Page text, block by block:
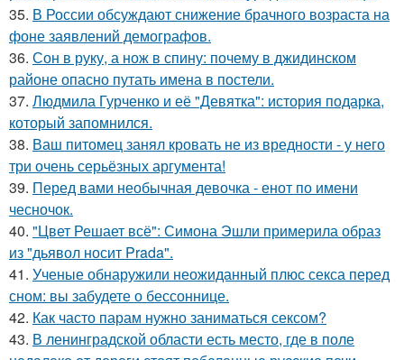
35. В России обсуждают снижение брачного возраста на
фоне заявлений демографов.
36. Сон в руку, а нож в спину: почему в джидинском
районе опасно путать имена в постели.
37. Людмила Гурченко и её "Девятка": история подарка,
который запомнился.
38. Ваш питомец занял кровать не из вредности - у него
три очень серьёзных аргумента!
39. Перед вами необычная девочка - енот по имени
чесночок.
40. "Цвет Решает всё": Симона Эшли примерила образ
из "дьявол носит Prada".
41. Ученые обнаружили неожиданный плюс секса перед
сном: вы забудете о бессоннице.
42. Как часто парам нужно заниматься сексом?
43. В ленинградской области есть место, где в поле